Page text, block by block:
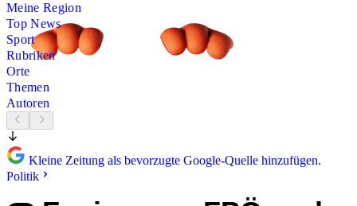
Meine Region
Top News
Sport
Rubriken
Orte
Themen
Autoren
Kleine Zeitung als bevorzugte Google-Quelle hinzufügen.
Politik